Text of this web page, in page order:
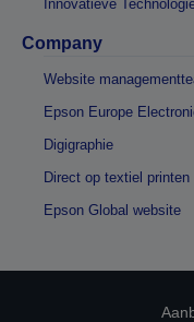
Innovatieve
Company
Website
Epson Europe
Digigraphie
Direct op textiel printen
Epson Global website